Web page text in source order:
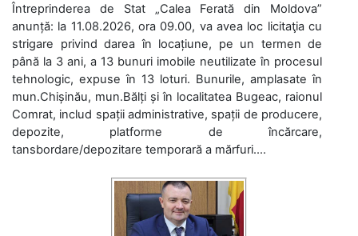
Întreprinderea de Stat „Calea Ferată din Moldova”
anunță: la 11.08.2026, ora 09.00, va avea loc licitaţia cu
strigare privind darea în locațiune, pe un termen de
până la 3 ani, a 13 bunuri imobile neutilizate în procesul
tehnologic, expuse în 13 loturi. Bunurile, amplasate în
mun.Chișinău, mun.Bălți și în localitatea Bugeac, raionul
Comrat, includ spații administrative, spații de producere,
depozite, platforme de încărcare,
tansbordare/depozitare temporară a mărfuri....